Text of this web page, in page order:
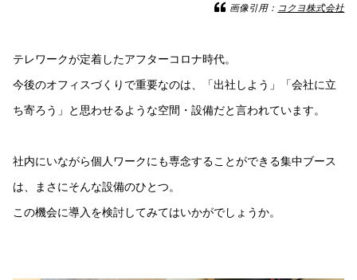
画像引用： コクヨ株式会社
テレワークが定着したアフターコロナ時代。
今後のオフィスづくりで重要なのは、「出社しよう」「会社に立
ち寄ろう」と思わせるような空間・設備だと言われています。
社内にいながら個人ワークにも専念することができる集中ブース
は、まさにそんな設備のひとつ。
この機会に導入を検討してみてはいかがでしょうか。